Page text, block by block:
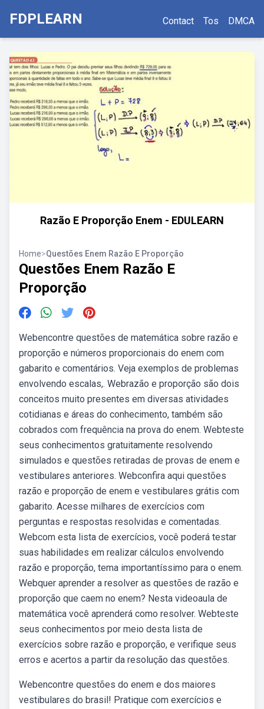
FDPLEARN Contact Tos DMCA
Razão E Proporção Enem - EDULEARN
Home>Questões Enem Razão E Proporção
Questões Enem Razão E
Proporção
Webencontre questões de matemática sobre razão e
proporção e números proporcionais do enem com
gabarito e comentários. Veja exemplos de problemas
envolvendo escalas,. Webrazão e proporção são dois
conceitos muito presentes em diversas atividades
cotidianas e áreas do conhecimento, também são
cobrados com frequência na prova do enem. Webteste
seus conhecimentos gratuitamente resolvendo
simulados e questões retiradas de provas de enem e
vestibulares anteriores. Webconfira aqui questões
razão e proporção de enem e vestibulares grátis com
gabarito. Acesse milhares de exercícios com
perguntas e respostas resolvidas e comentadas.
Webcom esta lista de exercícios, você poderá testar
suas habilidades em realizar cálculos envolvendo
razão e proporção, tema importantíssimo para o enem.
Webquer aprender a resolver as questões de razão e
proporção que caem no enem? Nesta videoaula de
matemática você aprenderá como resolver. Webteste
seus conhecimentos por meio desta lista de
exercícios sobre razão e proporção, e verifique seus
erros e acertos a partir da resolução das questões.
Webencontre questões do enem e dos maiores
vestibulares do brasil! Pratique com exercícios e